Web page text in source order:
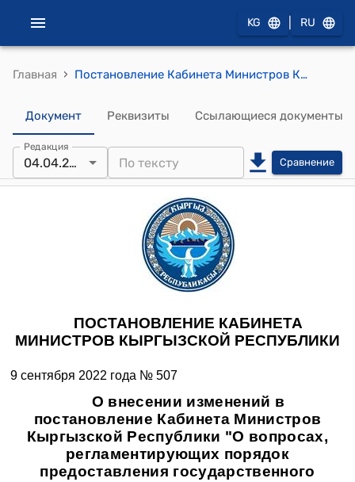
KG RU
Главная › Постановление Кабинета Министров Кыргызской Республики от 9 сентября 2022 года № 507 "О внесении изменений в постановление Кабинета Министров Кыргызской Республики "О вопросах, регламентирующих порядок предоставления государственного имущества в аренду, хозяйственное ведение, оперативное управление, безвозмездное временное пользование" от 24 сентября 2021 года № 183 и передаче в безвозмездное временное пользование открытому акционерному обществу "Кыргызиндустрия" объектов государственного предприятия "Бишкекский штамповочный завод"
Документ Реквизиты Ссылающиеся документы
Редакция
04.04.2023 Сравнение